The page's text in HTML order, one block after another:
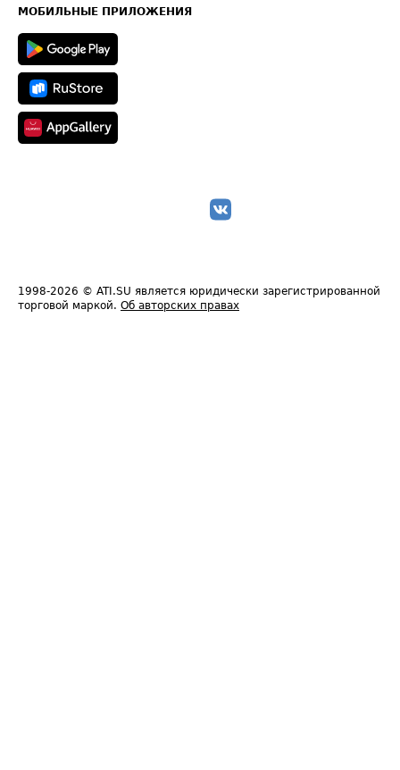
Техническая информация
МОБИЛЬНЫЕ ПРИЛОЖЕНИЯ
1998-2026 © ATI.SU является юридически зарегистрированной
торговой маркой. Об авторских правах